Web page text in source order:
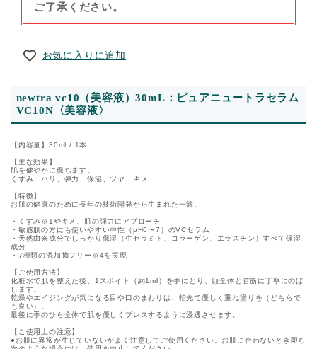
ご了承ください。
お気に入りに追加
newtra vc10（美容液）30mL：ピュアニュートラセラム
VC10N〈美容液〉
【内容量】30ml / 1本
【主な効果】
肌を健やかに保ちます。
くすみ、ハリ、弾力、保湿、ツヤ、キメ
【特徴】
お肌の健康のために長年の技術開発から生まれた一滴。
・くすみ※1やキメ、肌の弾力にアプローチ
・敏感肌の方にも使いやすい中性（pH6〜7）のVCセラム
・天然由来成分でしっかり保湿（生セラミド、コラーゲン、エラスチン）すべて保湿
成分
・7種類の添加物フリー※4を実現
【ご使用方法】
化粧水で肌を整えた後、1スポイト（約1ml）を手にとり、顔全体と首筋に丁寧にのば
します。
乾燥やエイジングが気になる目や口のまわりは、指先で優しく重ね塗りを（どちらで
も良い）。
最後に手のひら全体で肌を優しくプレスするように浸透させます。
【ご使用上の注意】
●お肌に異常が生じていないかよく注意してご使用ください。お肌に合わないとき即ち